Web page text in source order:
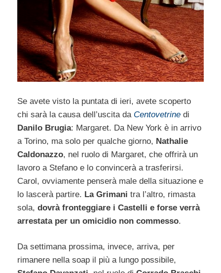
Se avete visto la puntata di ieri, avete scoperto
chi sarà la causa dell’uscita da Centovetrine di
Danilo Brugia: Margaret. Da New York è in arrivo
a Torino, ma solo per qualche giorno, Nathalie
Caldonazzo, nel ruolo di Margaret, che offrirà un
lavoro a Stefano e lo convincerà a trasferirsi.
Carol, ovviamente penserà male della situazione e
lo lascerà partire. La Grimani tra l’altro, rimasta
sola, dovrà fronteggiare i Castelli e forse verrà
arrestata per un omicidio non commesso.
Da settimana prossima, invece, arriva, per
rimanere nella soap il più a lungo possibile,